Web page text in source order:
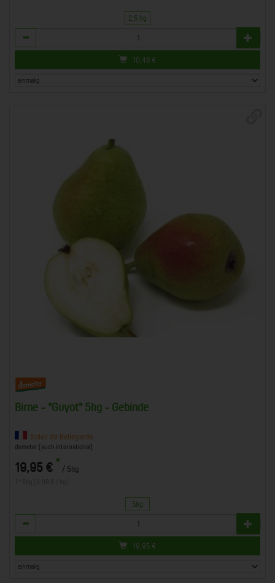
2,5 kg
Anzahl
10,48 €
Birne - "Guyot" 5kg - Gebinde
Soleil de Bellegarde
demeter (auch international)
19,95 € * / 5kg
5kg
Anzahl
19,95 €